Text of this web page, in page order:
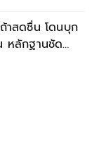
าสดชื่น โดนบุก
หลักฐานชัด